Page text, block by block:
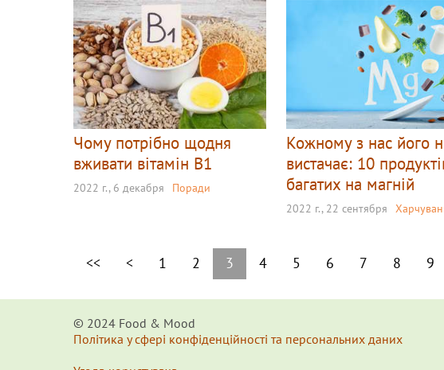
Чому потрібно щодня
вживати вітамін В1
2022 г., 6 декабря Поради
Кожному з нас його
вистачає: 10
багатих на магній
2022 г., 22 сентября
<< < 1 2 3 4 5 6 7 8 9
© 2024 Food & Мood
Політика у сфері конфіденційності та персональних даних